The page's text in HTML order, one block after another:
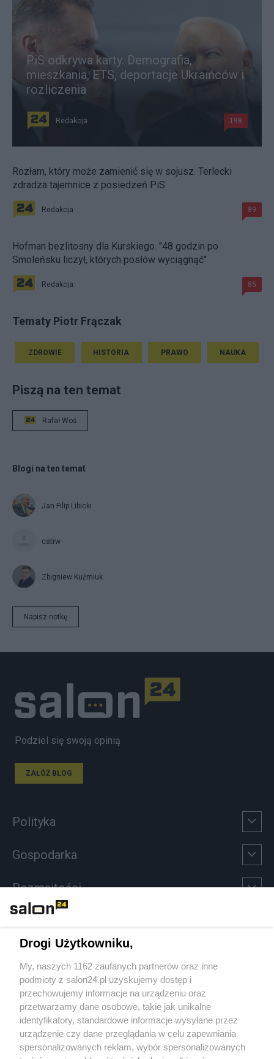
PiS odkrywa karty. Demografia,
mieszkania, ETS, deportacje Ukraińców i
rozliczenia
Redakcja 198
Rozłam, który może zamienić się w sojusz. Terlecki
zdradza tajemnice z posiedzeń PiS
Redakcja 89
Hofman bezlitosny dla Kurskiego. "48 godzin po
Smoleńsku liczył, których posłów wyciągnąć"
Redakcja 85
Tematy Piotr Frączak
ZDROWIE HISTORIA PRAWO NAUKA
Piszą na ten temat
Rafał Woś
Blogi na ten temat
Jan Filip Libicki
catrw
Zbigniew Kuźmiuk
Napisz notkę
Podziel się swoją opinią
ZAŁÓŻ BLOG
Polityka
Gospodarka
Rozmaitości
Sport
Społeczeństwo
Kultura
Drogi Użytkowniku,
My, naszych 1162 zaufanych partnerów oraz inne
podmioty z salon24.pl uzyskujemy dostęp i
przechowujemy informacje na urządzeniu oraz
przetwarzamy dane osobowe, takie jak unikalne
identyfikatory, standardowe informacje wysyłane przez
urządzenie czy dane przeglądania w celu zapewniania
spersonalizowanych reklam, wybór spersonalizowanych